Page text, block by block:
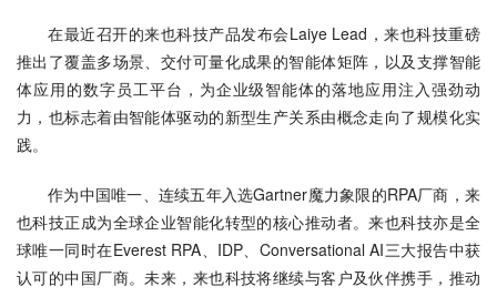
在最近召开的来也科技产品发布会Laiye Lead，来也科技重磅
推出了覆盖多场景、交付可量化成果的智能体矩阵，以及支撑智能
体应用的数字员工平台，为企业级智能体的落地应用注入强劲动
力，也标志着由智能体驱动的新型生产关系由概念走向了规模化实
践。
作为中国唯一、连续五年入选Gartner魔力象限的RPA厂商，来
也科技正成为全球企业智能化转型的核心推动者。来也科技亦是全
球唯一同时在Everest RPA、IDP、Conversational AI三大报告中获
认可的中国厂商。未来，来也科技将继续与客户及伙伴携手，推动